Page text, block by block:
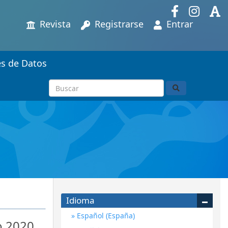
Revista Registrarse Entrar
de Datos
Idioma
Español (España)